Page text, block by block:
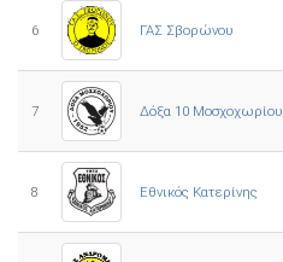
6 ΓΑΣ Σβορώνου
7 Δόξα 10 Μοσχοχωρίου
8 Εθνικός Κατερίνης